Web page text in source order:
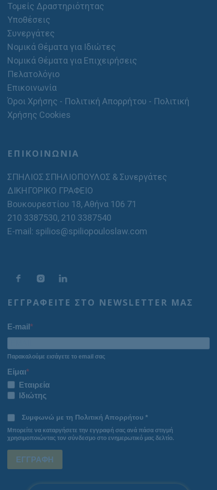
Τομείς Δραστηριότητας
Υποθέσεις
Συνεργάτες
Νομικά Θέματα για Ιδιώτες
Νομικά Θέματα για Επιχειρήσεις
Πελατολόγιο
Επικοινωνία
Όροι Χρήσης - Πολιτική Απορρήτου - Πολιτική
Χρήσης Cookies
ΕΠΙΚΟΙΝΩΝΙΑ
ΣΠΗΛΙΟΣ ΣΠΗΛΙΟΠΟΥΛΟΣ & Συνεργάτες
ΔΙΚΗΓΟΡΙΚΟ ΓΡΑΦΕΙΟ
Βουκουρεστίου 18, Αθήνα 106 71
210 3387530, 210 3387540
E-mail: spilios@spiliopouloslaw.com
ΕΓΓΡΑΦΕΙΤΕ ΣΤΟ NEWSLETTER ΜΑΣ
E-mail
Παρακαλούμε εισάγετε το email σας
Είμαι
Εταιρεία
Ιδιώτης
Συμφωνώ με τη Πολιτική Απορρήτου *
Μπορείτε να καταργήσετε την εγγραφή σας ανά πάσα στιγμή
χρησιμοποιώντας τον σύνδεσμο στο ενημερωτικό μας δελτίο.
ΕΓΓΡΑΦΗ